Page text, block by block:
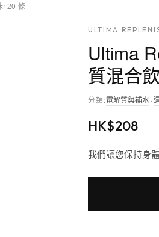
20 條
ULTIMA
Ultima
質混合
分類:電解質與補水·
HK$208
我們讓您保持身